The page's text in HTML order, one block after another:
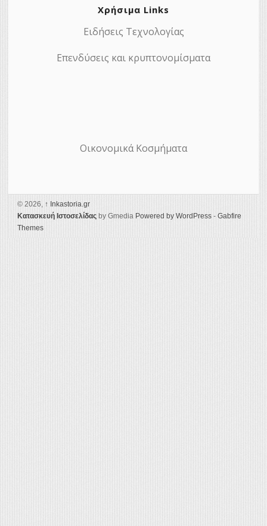
Χρήσιμα Links
Ειδήσεις Τεχνολογίας
Επενδύσεις και κρυπτονομίσματα
Οικονομικά Κοσμήματα
© 2026, ↑ Ιnkastoria.gr
Κατασκευή Ιστοσελίδας by Gmedia Powered by WordPress - Gabfire
Themes